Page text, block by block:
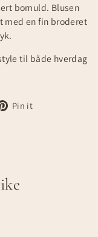
bomuld. Blusen
med en fin broderet
til både hverdag
Pin it